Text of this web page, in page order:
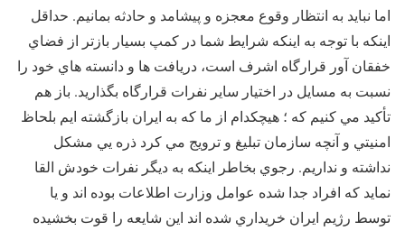
‌اما نبايد به انتظار وقوع معجزه و پيشامد و حادثه بمانيم. حداقل
اينكه با توجه به اينكه شرايط شما در كمپ بسيار بازتر از فضاي
خفقان آور قرارگاه اشرف است،‌ دريافت ها و دانسته هاي خود را
نسبت به مسايل در اختيار ساير نفرات قرارگاه بگذاريد. باز هم
تأكيد مي كنيم كه ؛‌ هيچكدام از ما كه به ايران بازگشته ايم بلحاظ
امنيتي و آنچه سازمان تبليغ و ترويج مي كرد ذره يي مشكل
نداشته و نداريم. رجوي بخاطر اينكه به ديگر نفرات خودش القا
نمايد كه افراد جدا شده عوامل وزارت اطلاعات بوده اند و يا
توسط رژيم ايران خريداري شده اند اين شايعه را قوت بخشيده